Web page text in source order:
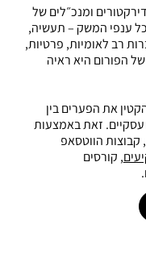
ומנכ״לים של
ענפי המשק – תעשיה,
רב לאומיות, פרטיות,
הפורום היא ראיה
את הפערים בין
זאת באמצעות
הווטסאפ
, קורסים